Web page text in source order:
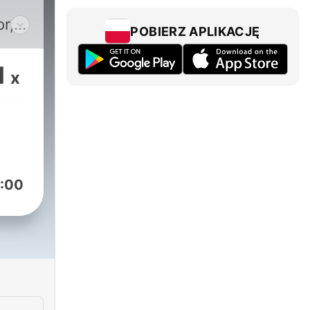
el
el
x
POBIERZ APLIKACJĘ